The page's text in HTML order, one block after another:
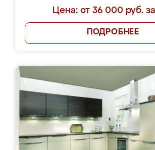
Цена: от 36 000 руб.
ПОДРОБНЕЕ